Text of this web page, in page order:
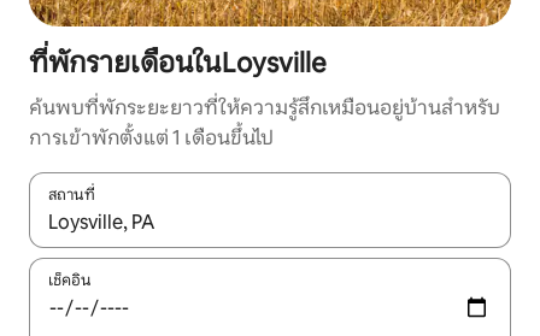
ที่พักรายเดือนในLoysville
ค้นพบที่พักระยะยาวที่ให้ความรู้สึกเหมือนอยู่บ้านสำหรับ
การเข้าพักตั้งแต่ 1 เดือนขึ้นไป
สถานที่
ใช้ลูกศรขึ้นลง หรือใช้การสัมผัสหรือปัด เพื่อสำรวจผลการค้นหา
เช็คอิน